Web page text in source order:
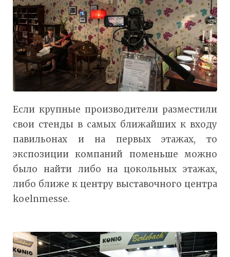
Если крупные производители разместили
свои стенды в самых ближайших к входу
павильонах и на первых этажах, то
экспозиции компаний поменьше можно
было найти либо на цокольных этажах,
либо ближе к центру выставочного центра
koelnmesse.